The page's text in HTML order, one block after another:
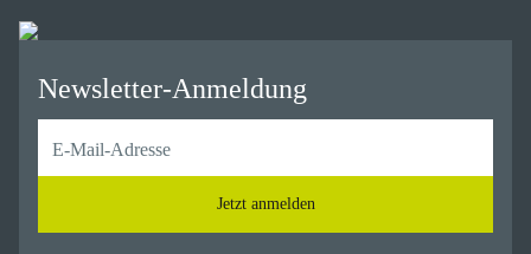
Newsletter-Anmeldung
Jetzt anmelden